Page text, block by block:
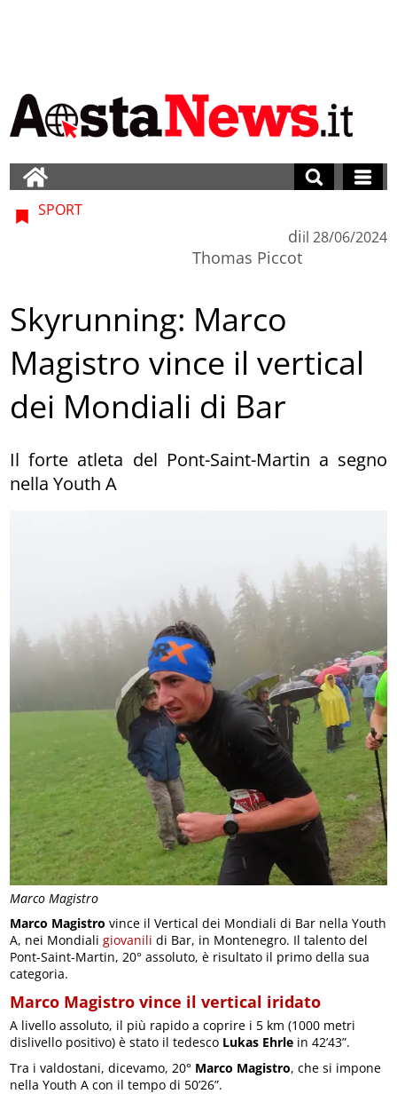
Marco Magistro
SPORT
di
Thomas Piccot
il 28/06/2024
Skyrunning: Marco
Magistro vince il vertical
dei Mondiali di Bar
Il forte atleta del Pont-Saint-Martin a segno
nella Youth A
Marco Magistro vince il Vertical dei Mondiali di Bar nella Youth
A, nei Mondialigiovanili di Bar, in Montenegro. Il talento del
Pont-Saint-Martin, 20° assoluto, è risultato il primo della sua
categoria.
Marco Magistro vince il vertical iridato
A livello assoluto, il più rapido a coprire i 5 km (1000 metri
dislivello positivo) è stato il tedesco Lukas Ehrle in 42’43”.
Tra i valdostani, dicevamo, 20° Marco Magistro, che si impone
nella Youth A con il tempo di 50’26”.